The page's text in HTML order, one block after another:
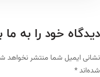
دیدگاه خود را به ما
نشانی ایمیل شما منتشر نخواهد
شده‌اند*